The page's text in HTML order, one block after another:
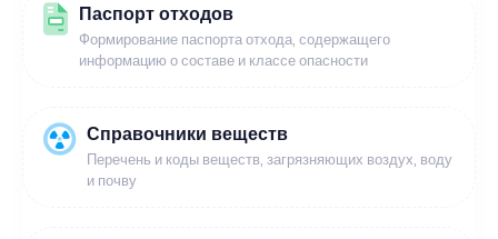
Паспорт отходов
Формирование паспорта отхода, содержащего
информацию о составе и классе опасности
Справочники веществ
Перечень и коды веществ, загрязняющих воздух, воду
и почву